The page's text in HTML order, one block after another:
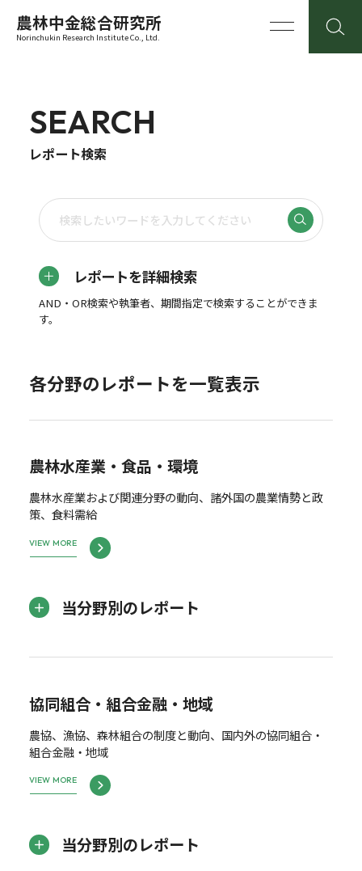
農林中金総合研究所
Norinchukin Research Institute Co., Ltd.
SEARCH
レポート検索
レポートを詳細検索
AND・OR検索や執筆者、期間指定で検索することができま
す。
各分野のレポートを一覧表示
農林水産業・食品・環境
農林水産業および関連分野の動向、諸外国の農業情勢と政
策、食料需給
VIEW MORE
当分野別のレポート
協同組合・組合金融・地域
農協、漁協、森林組合の制度と動向、国内外の協同組合・
組合金融・地域
VIEW MORE
当分野別のレポート